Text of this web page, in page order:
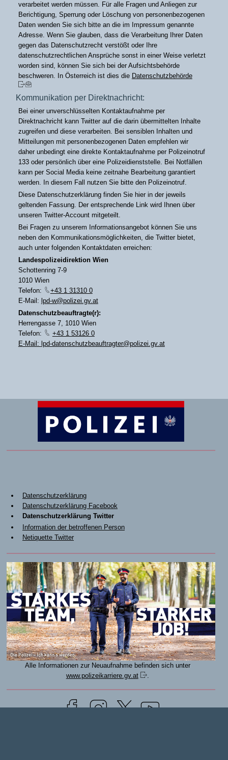
verarbeitet werden müssen. Für alle Fragen und Anliegen zur
Berichtigung, Sperrung oder Löschung von personenbezogenen
Daten wenden Sie sich bitte an die im Impressum genannte
Adresse. Wenn Sie glauben, dass die Verarbeitung Ihrer Daten
gegen das Datenschutzrecht verstößt oder Ihre
datenschutzrechtlichen Ansprüche sonst in einer Weise verletzt
worden sind, können Sie sich bei der Aufsichtsbehörde
beschweren. In Österreich ist dies die Datenschutzbehörde
.
Kommunikation per Direktnachricht:
Bei einer unverschlüsselten Kontaktaufnahme per
Direktnachricht kann Twitter auf die darin übermittelten Inhalte
zugreifen und diese verarbeiten. Bei sensiblen Inhalten und
Mitteilungen mit personenbezogenen Daten empfehlen wir
daher unbedingt eine direkte Kontaktaufnahme per Polizeinotruf
133 oder persönlich über eine Polizeidienststelle. Bei Notfällen
kann per Social Media keine zeitnahe Bearbeitung garantiert
werden. In diesem Fall nutzen Sie bitte den Polizeinotruf.
Diese Datenschutzerklärung finden Sie hier in der jeweils
geltenden Fassung. Der entsprechende Link wird Ihnen über
unseren Twitter-Account mitgeteilt.
Bei Fragen zu unserem Informationsangebot können Sie uns
neben den Kommunikationsmöglichkeiten, die Twitter bietet,
auch unter folgenden Kontaktdaten erreichen:
Landespolizeidirektion Wien
Schottenring 7-9
1010 Wien
Telefon:
+43 1 31310 0
E-Mail: lpd-w@polizei.gv.at
Datenschutzbeauftragte(r):
Herrengasse 7, 1010 Wien
Telefon:
+43 1 53126 0
E-Mail: lpd-datenschutzbeauftragter@polizei.gv.at
Datenschutzerklärung
Datenschutzerklärung Facebook
Datenschutzerklärung Twitter
Information der betroffenen Person
Netiquette Twitter
Alle Informationen zur Neuaufnahme befinden sich unter
www.polizeikarriere.gv.at
.